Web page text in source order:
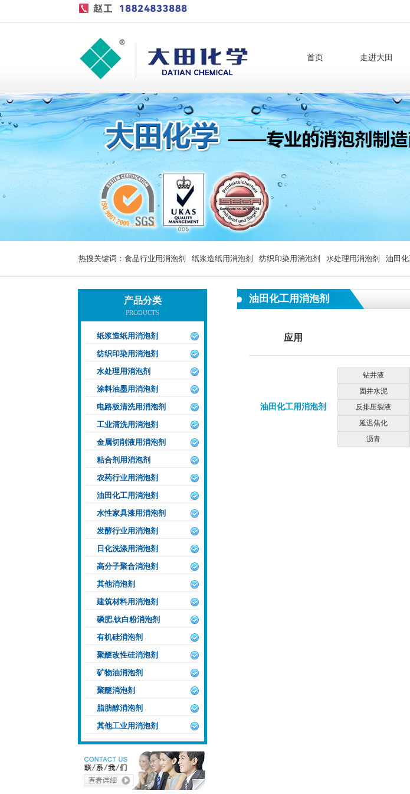
首页 走进大田
热搜关键词： 食品行业用消泡剂 纸浆造纸用消泡剂 纺织印染用消泡剂 水处理用消泡剂 油田化
产品分类
PRODUCTS
纸浆造纸用消泡剂
纺织印染用消泡剂
水处理用消泡剂
涂料油墨用消泡剂
电路板清洗用消泡剂
工业清洗用消泡剂
金属切削液用消泡剂
粘合剂用消泡剂
农药行业用消泡剂
油田化工用消泡剂
水性家具漆用消泡剂
发酵行业用消泡剂
日化洗涤用消泡剂
高分子聚合消泡剂
其他消泡剂
建筑材料用消泡剂
磷肥,钛白粉消泡剂
有机硅消泡剂
聚醚改性硅消泡剂
矿物油消泡剂
聚醚消泡剂
脂肪醇消泡剂
其他工业用消泡剂
油田化工用消泡剂
应用
油田化工用消泡剂
钻井液
固井水泥
反排压裂液
延迟焦化
沥青